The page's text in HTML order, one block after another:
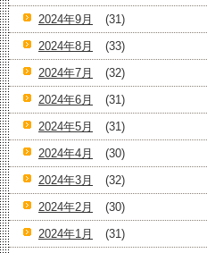
2024年9月
(31)
2024年8月
(33)
2024年7月
(32)
2024年6月
(31)
2024年5月
(31)
2024年4月
(30)
2024年3月
(32)
2024年2月
(30)
2024年1月
(31)